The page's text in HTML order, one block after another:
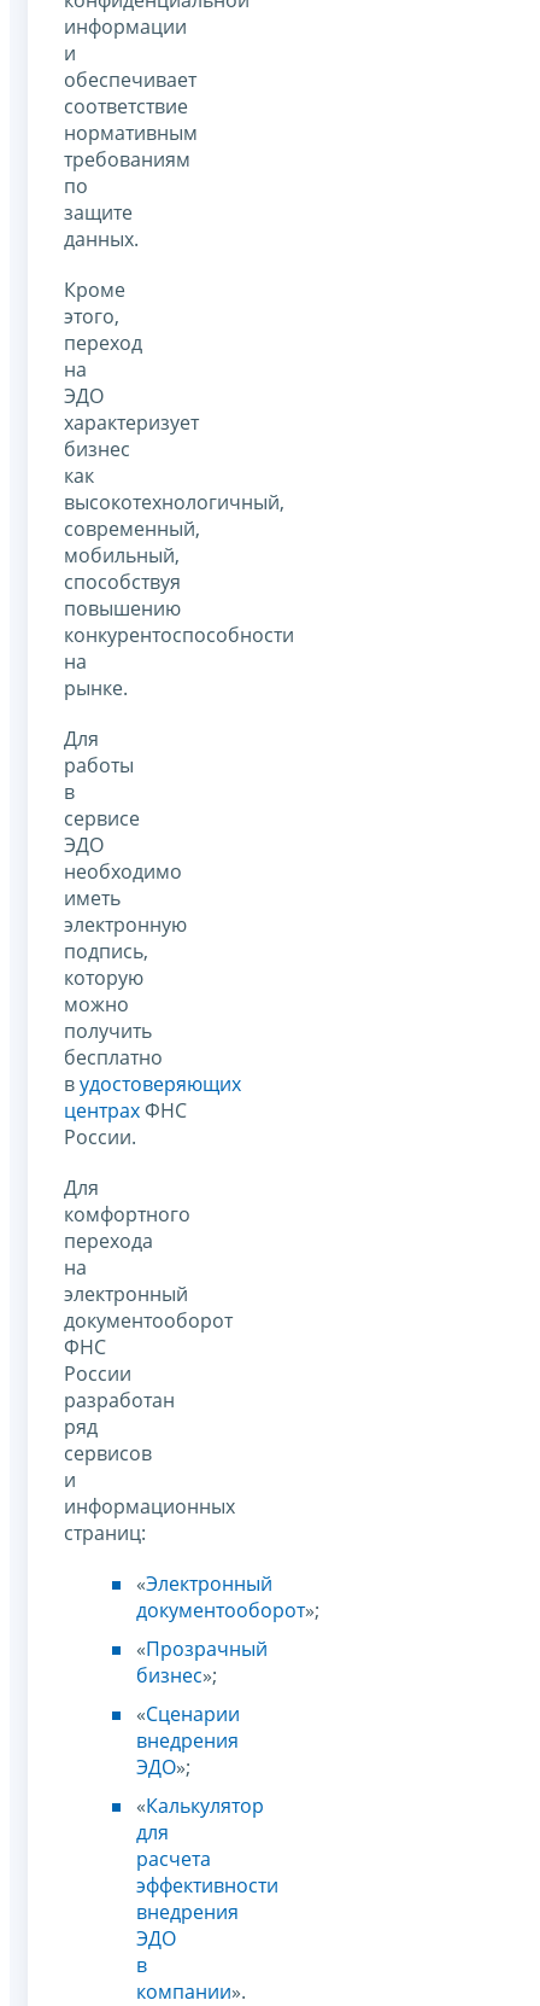
информации
и
обеспечивает
соответствие
нормативным
требованиям
по
защите
данных.
Кроме
этого,
переход
на
ЭДО
характеризует
бизнес
как
высокотехнологичный,
современный,
мобильный,
способствуя
повышению
конкурентоспособности
на
рынке.
Для
работы
в
сервисе
ЭДО
необходимо
иметь
электронную
подпись,
которую
можно
получить
бесплатно
вудостоверяющих
центрахФНС
России.
Для
комфортного
перехода
на
электронный
документооборот
ФНС
России
разработан
ряд
сервисов
и
информационных
страниц:
«Электронный
документооборот»;
«Прозрачный
бизнес»;
«Сценарии
внедрения
ЭДО»;
«Калькулятор
для
расчета
эффективности
внедрения
ЭДО
в
компании».